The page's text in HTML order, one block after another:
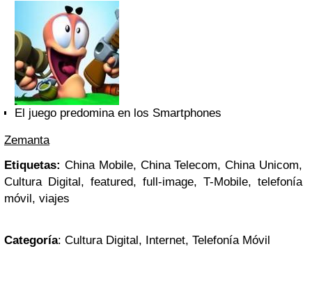
El juego predomina en los Smartphones
Zemanta
Etiquetas: China Mobile, China Telecom, China Unicom,
Cultura Digital, featured, full-image, T-Mobile, telefonía
móvil, viajes
Categoría: Cultura Digital, Internet, Telefonía Móvil